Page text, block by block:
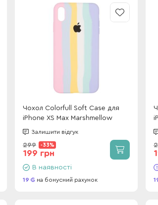
Чохол Colorfull Soft Case для
iPhone XS Max Marshmellow
Залишити відгук
299 -33%
199 грн
В наявності
19 на бонусний рахунок